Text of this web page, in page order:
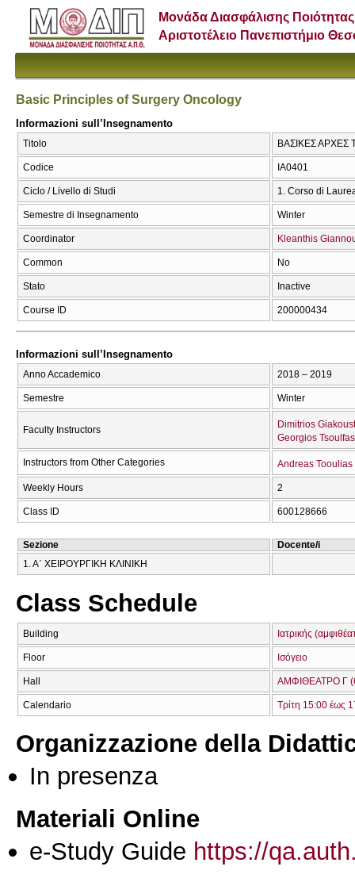
Μονάδα Διασφάλισης Ποιότητας
Αριστοτέλειο Πανεπιστήμιο
Basic Principles of Surgery Oncology
Informazioni sull’Insegnamento
Titolo ΒΑΣΙΚΕΣ ΑΡΧΕΣ
Codice ΙΑ0401
Ciclo / Livello di Studi 1. Corso di
Semestre di Insegnamento Winter
Coordinator Kleanthis
Common No
Stato Inactive
Course ID 200000434
Informazioni sull’Insegnamento
Anno Accademico 2018 – 2019
Semestre Winter
Faculty Instructors
Dimitrios
Georgios Tsoulfas
Instructors from Other Categories Andreas Tooulias
Weekly Hours 2
Class ID 600128666
Sezione
Docente/i
1. Α΄ ΧΕΙΡΟΥΡΓΙΚΗ ΚΛΙΝΙΚΗ
Class Schedule
Building Ιατρικής
Floor Ισόγειο
Hall ΑΜΦΙΘΕΑΤΡΟ Γ
Calendario Τρίτη 15:00 έως
Organizzazione della
In presenza
Materiali Online
e-Study Guide https://